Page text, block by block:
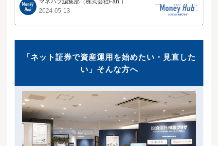
きことや勉強したいこと、具体的な始め方、リ
スクを抑えて投資するためのコツを解説するの
で、ぜひ参考にしてください。株式投資は、以
りますが、取引手数料やサイトの見やすさ、使
い勝手に注目して選ぶといいでしょう。一般的
に、店舗を持たないネット証券は取引手数料が
ときは、口座も複数開設してみましょう。口座
を開設する証券会社を選んだら、次の手順で口
座開設をしましょう。証券会社によっては、ア
プリなどを使って簡単に本人確認書類を提出す
ることが可能です。口座開設が完了すると、メ
マネハブ編集部 （株式会社Fan ）
2024-05-13
「ネット証券で資産運用を始めたい・見直した
い」そんな方へ